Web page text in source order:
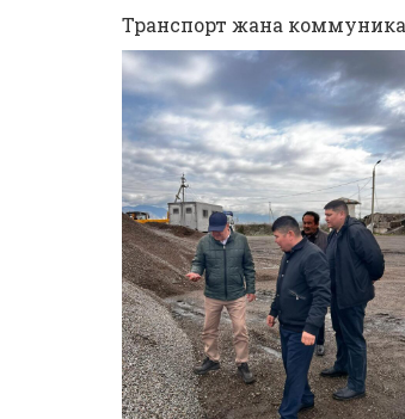
Транспорт жана